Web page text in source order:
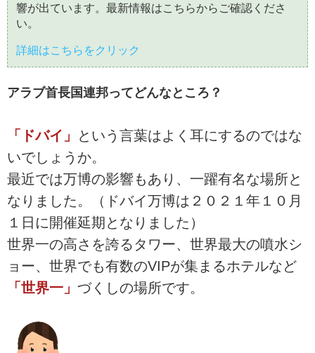
響が出ています。最新情報はこちらからご確認くださ
い。
詳細はこちらをクリック
アラブ首長国連邦ってどんなところ？
「ドバイ」
という言葉はよく耳にするのではな
いでしょうか。
最近では万博の影響もあり、一躍有名な場所と
なりました。（ドバイ万博は２０２１年１０月
１日に開催延期となりました）
世界一の高さを誇るタワー、世界最大の噴水シ
ョー、世界でも有数のVIPが集まるホテルなど
「世界一」 づくしの場所です。